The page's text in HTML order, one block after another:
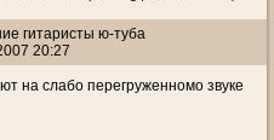
гитаристы ю-туба
20:27
на слабо перегруженномо звуке